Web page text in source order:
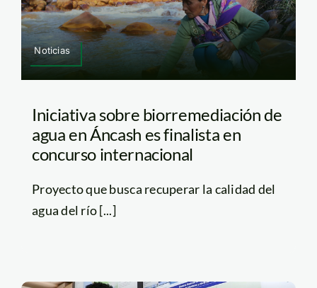
Noticias
Iniciativa sobre biorremediación de
agua en Áncash es finalista en
concurso internacional
Proyecto que busca recuperar la calidad del
agua del río [...]